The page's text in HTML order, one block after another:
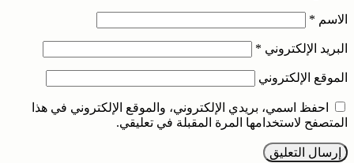
الاسم *
البريد الإلكتروني *
الموقع الإلكتروني
احفظ اسمي، بريدي الإلكتروني، والموقع الإلكتروني في هذا
المتصفح لاستخدامها المرة المقبلة في تعليقي.